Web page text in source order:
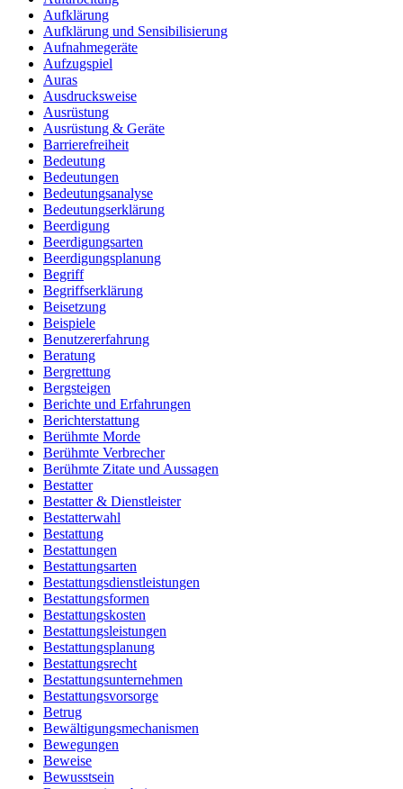
Aufklärung
Aufklärung und Sensibilisierung
Aufnahmegeräte
Aufzugspiel
Auras
Ausdrucksweise
Ausrüstung
Ausrüstung & Geräte
Barrierefreiheit
Bedeutung
Bedeutungen
Bedeutungsanalyse
Bedeutungserklärung
Beerdigung
Beerdigungsarten
Beerdigungsplanung
Begriff
Begriffserklärung
Beisetzung
Beispiele
Benutzererfahrung
Beratung
Bergrettung
Bergsteigen
Berichte und Erfahrungen
Berichterstattung
Berühmte Morde
Berühmte Verbrecher
Berühmte Zitate und Aussagen
Bestatter
Bestatter & Dienstleister
Bestatterwahl
Bestattung
Bestattungen
Bestattungsarten
Bestattungsdienstleistungen
Bestattungsformen
Bestattungskosten
Bestattungsleistungen
Bestattungsplanung
Bestattungsrecht
Bestattungsunternehmen
Bestattungsvorsorge
Betrug
Bewältigungsmechanismen
Bewegungen
Beweise
Bewusstsein